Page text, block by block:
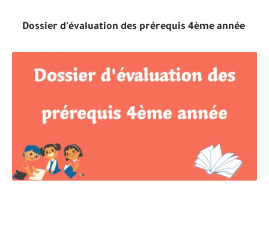
Dossier d'évaluation des prérequis 4ème année